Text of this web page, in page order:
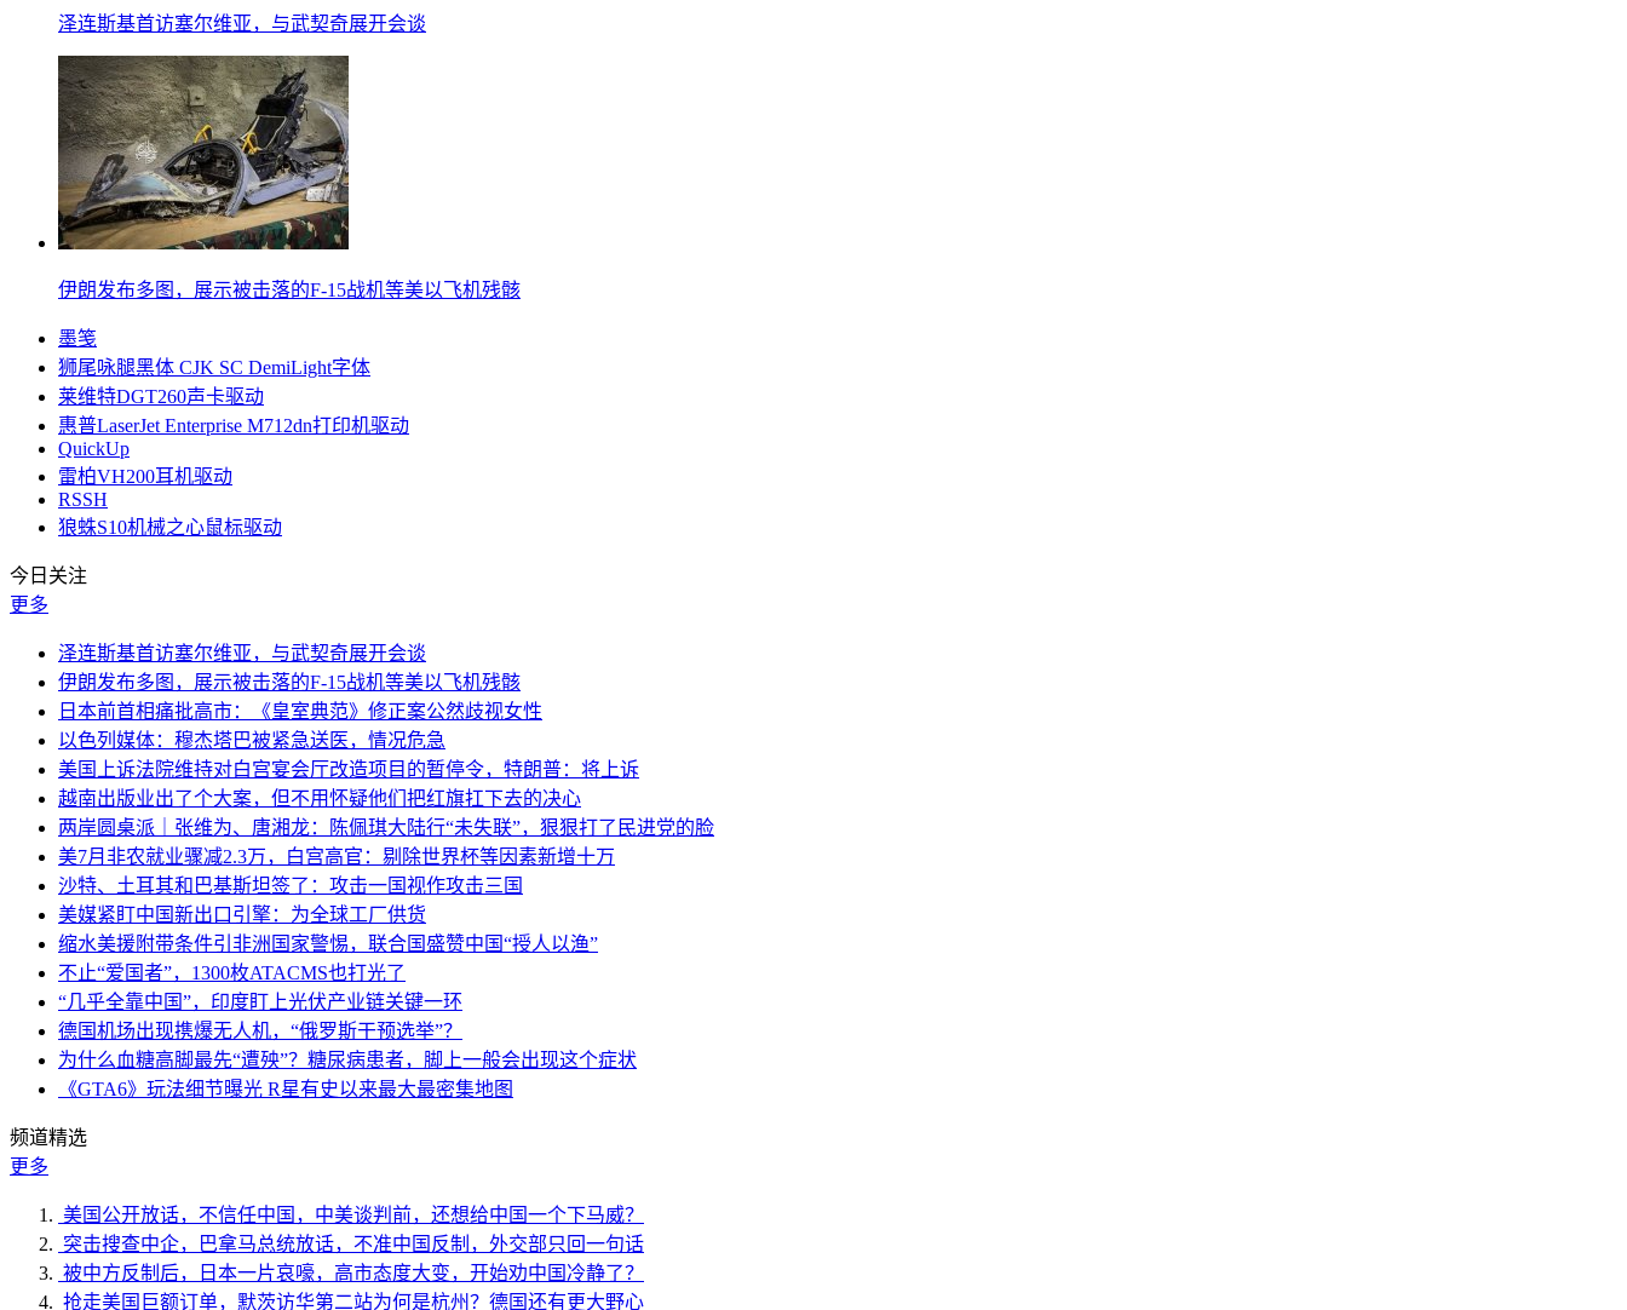
泽连斯基首访塞尔维亚，与武契奇展开会谈
伊朗发布多图，展示被击落的F-15战机等美以飞机残骸
墨笺
狮尾咏腿黑体 CJK SC DemiLight字体
莱维特DGT260声卡驱动
惠普LaserJet Enterprise M712dn打印机驱动
QuickUp
雷柏VH200耳机驱动
RSSH
狼蛛S10机械之心鼠标驱动
今日关注
更多
泽连斯基首访塞尔维亚，与武契奇展开会谈
伊朗发布多图，展示被击落的F-15战机等美以飞机残骸
日本前首相痛批高市：《皇室典范》修正案公然歧视女性
以色列媒体：穆杰塔巴被紧急送医，情况危急
美国上诉法院维持对白宫宴会厅改造项目的暂停令，特朗普：将上诉
越南出版业出了个大案，但不用怀疑他们把红旗扛下去的决心
两岸圆桌派｜张维为、唐湘龙：陈佩琪大陆行“未失联”，狠狠打了民进党的脸
美7月非农就业骤减2.3万，白宫高官：剔除世界杯等因素新增十万
沙特、土耳其和巴基斯坦签了：攻击一国视作攻击三国
美媒紧盯中国新出口引擎：为全球工厂供货
缩水美援附带条件引非洲国家警惕，联合国盛赞中国“授人以渔”
不止“爱国者”，1300枚ATACMS也打光了
“几乎全靠中国”，印度盯上光伏产业链关键一环
德国机场出现携爆无人机，“俄罗斯干预选举”？
为什么血糖高脚最先“遭殃”？糖尿病患者，脚上一般会出现这个症状
《GTA6》玩法细节曝光 R星有史以来最大最密集地图
频道精选
更多
美国公开放话，不信任中国，中美谈判前，还想给中国一个下马威？
突击搜查中企，巴拿马总统放话，不准中国反制，外交部只回一句话
被中方反制后，日本一片哀嚎，高市态度大变，开始劝中国冷静了？
抢走美国巨额订单，默茨访华第二站为何是杭州？德国还有更大野心